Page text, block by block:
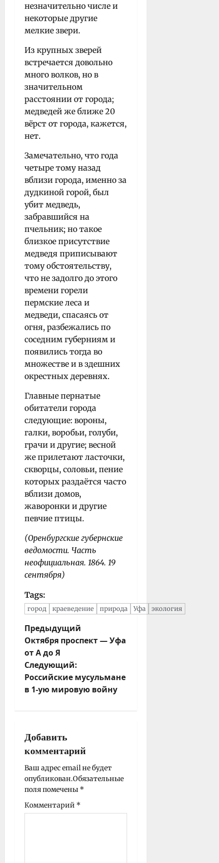
незначительно числе и
некоторые другие
мелкие звери.
Из крупных зверей
встречается довольно
много волков, но в
значительном
расстоянии от города;
медведей же ближе 20
вёрст от города, кажется,
нет.
Замечательно, что года
четыре тому назад
вблизи города, именно за
дудкиной горой, был
убит медведь,
забравшийся на
пчельник; но такое
близкое присутствие
медведя приписывают
тому обстоятельству,
что не задолго до этого
времени горели
пермские леса и
медведи, спасаясь от
огня, разбежались по
соседним губерниям и
появились тогда во
множестве и в здешних
окрестных деревнях.
Главные пернатые
обитатели города
следующие: вороны,
галки, воробьи, голуби,
грачи и другие; весной
же прилетают ласточки,
скворцы, соловьи, пение
которых раздаётся часто
вблизи домов,
жаворонки и другие
певчие птицы.
(Оренбургские губернские
ведомости. Часть
неофициальная. 1864. 19
сентября)
Tags:
город краеведение природа Уфа экология
Н
а
в
и
г
а
з
а
п
и
с
и
Предыдущий
Октября проспект — Уфа
от А до Я
Следующий:
Российские мусульмане
в 1-ую мировую войну
Добавить
комментарий
Ваш адрес email не будет
опубликован.Обязательные
поля помечены *
Комментарий *